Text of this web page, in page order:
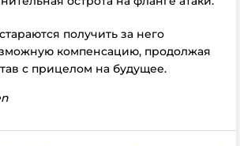
получить за него
компенсацию, продолжая
с прицелом на будущее.